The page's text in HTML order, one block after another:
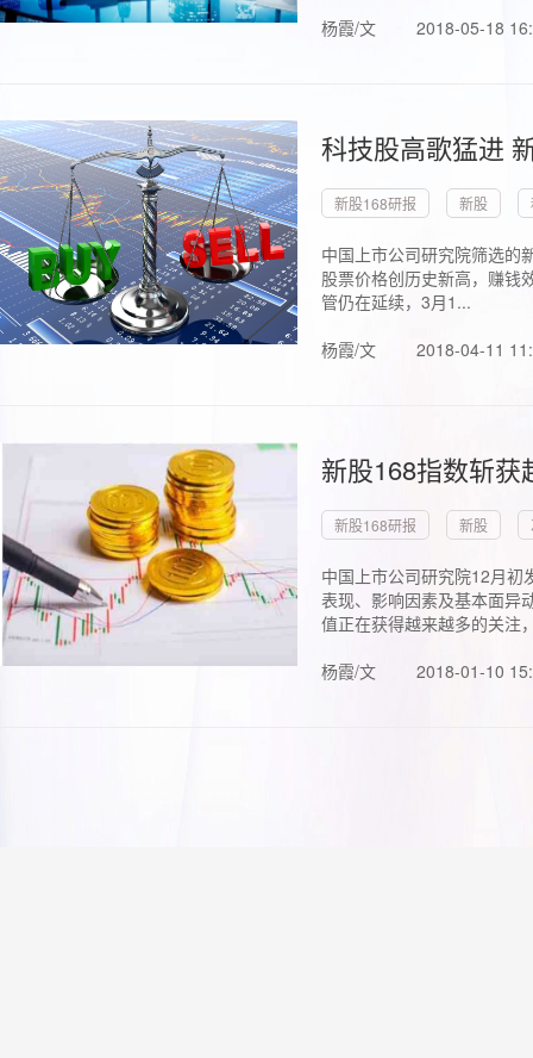
杨霞/文 2018-05-18
科技股高歌猛进
新股168研报 新股
中国上市公司研究院筛选的
股票价格创历史新高，赚钱
管仍在延续，3月1...
杨霞/文
2018-04-11
新股168指数斩
新股168研报 新股
中国上市公司研究院12月初
表现、影响因素及基本面异
值正在获得越来越多的关注
杨霞/文
2018-01-10